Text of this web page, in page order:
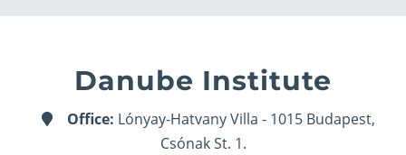
Danube Institute
Office: Lónyay-Hatvany Villa - 1015 Budapest,
Csónak St. 1.